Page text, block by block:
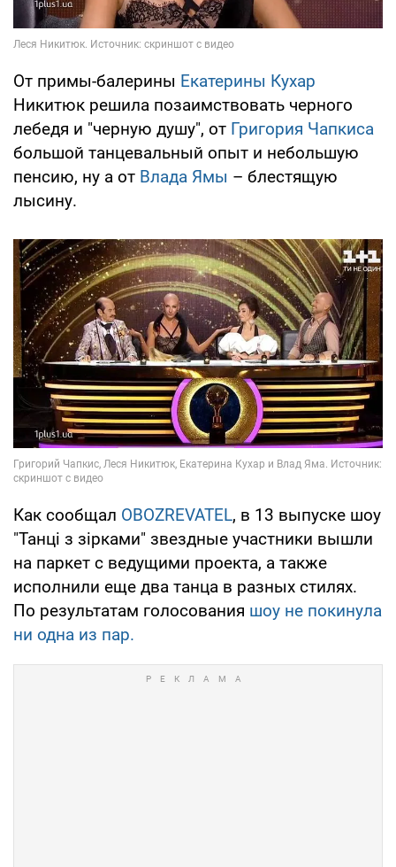
От примы-балерины Екатерины Кухар
Никитюк решила позаимствовать черного
лебедя и "черную душу", от Григория Чапкиса
большой танцевальный опыт и небольшую
пенсию, ну а от Влада Ямы – блестящую
лысину.
Как сообщал OBOZREVATEL, в 13 выпуске шоу
"Танці з зірками" звездные участники вышли
на паркет с ведущими проекта, а также
исполнили еще два танца в разных стилях.
По результатам голосования шоу не покинула
ни одна из пар.